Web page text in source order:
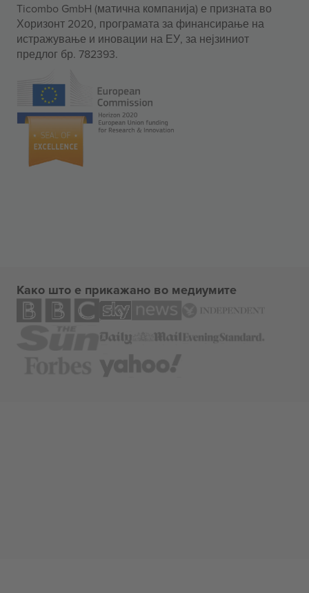
Ticombo GmbH (матична компанија) е призната во
Хоризонт 2020, програмата за финансирање на
истражување и иновации на ЕУ, за нејзиниот
предлог бр. 782393.
Како што е прикажано во медиумите